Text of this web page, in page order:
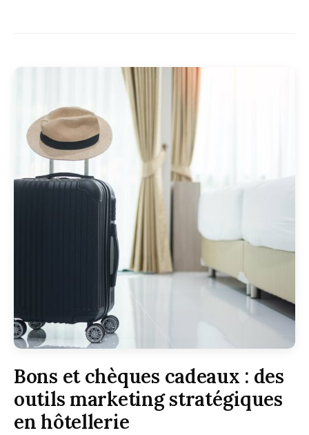
Bons et chèques cadeaux : des
outils marketing stratégiques
en hôtellerie